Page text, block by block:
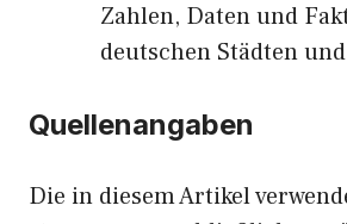
Zahlen, Daten und
deutschen Städten
Quellenangaben
Die in diesem Artikel